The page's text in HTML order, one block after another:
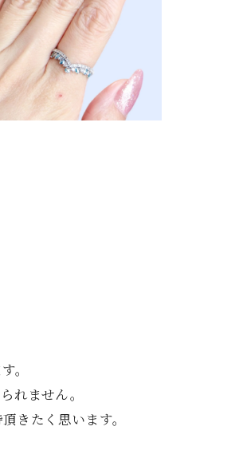
。
れません。
きたく思います。